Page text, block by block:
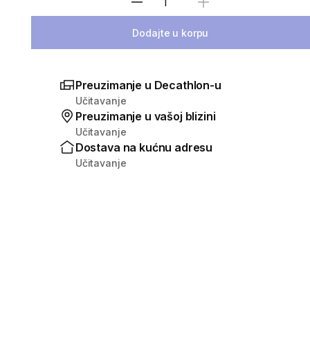
Izaberi količinu
Dodajte u korpu
Preuzimanje u Decathlon-u
Učitavanje
Preuzimanje u vašoj blizini
Učitavanje
Dostava na kućnu adresu
Učitavanje